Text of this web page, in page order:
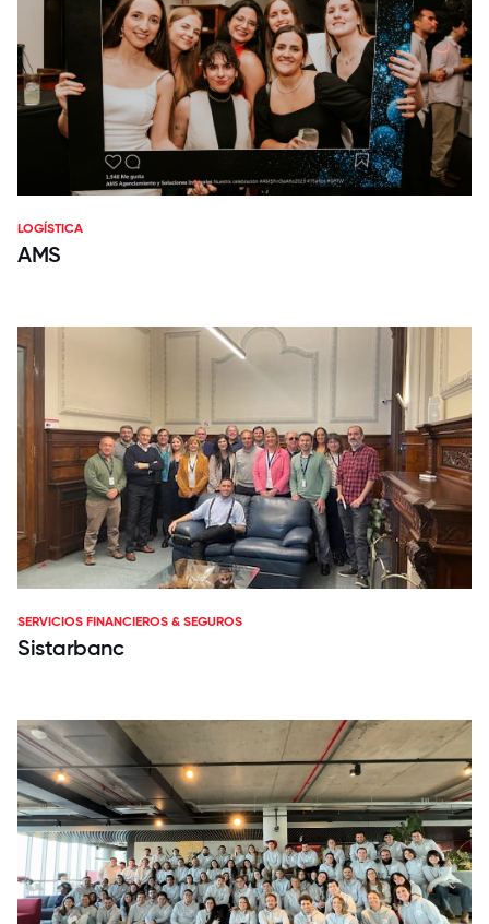
LOGÍSTICA
AMS
SERVICIOS FINANCIEROS & SEGUROS
Sistarbanc